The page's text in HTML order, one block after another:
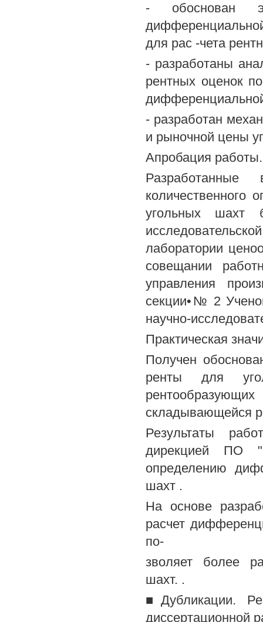
- обоснован
для рас -чета
- разработаны
рентных оценок
- разработан
и рыночной цены
Апробация работы.
Разработанные
количественного
угольных шахт
лаборатории
совещании
управления
секции•№ 2
научно-
Практическая
Получен
ренты для
складывающейся
Результаты
дирекцией ПО
определению
шахт .
На основе
расчет
по-
зволяет более
шахт. .
■Дубликации.
диссертационной